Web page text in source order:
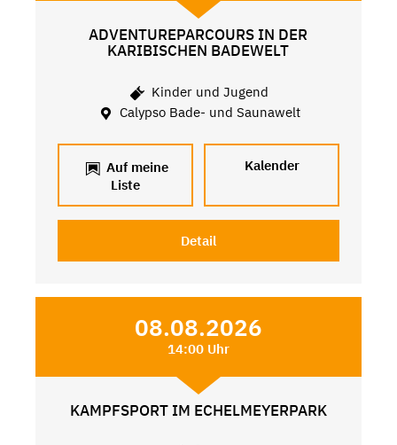
ADVENTUREPARCOURS IN DER
KARIBISCHEN BADEWELT
Kinder und Jugend
Calypso Bade- und Saunawelt
Auf meine
Liste
Kalender
Detail
08.08.2026
14:00 Uhr
KAMPFSPORT IM ECHELMEYERPARK